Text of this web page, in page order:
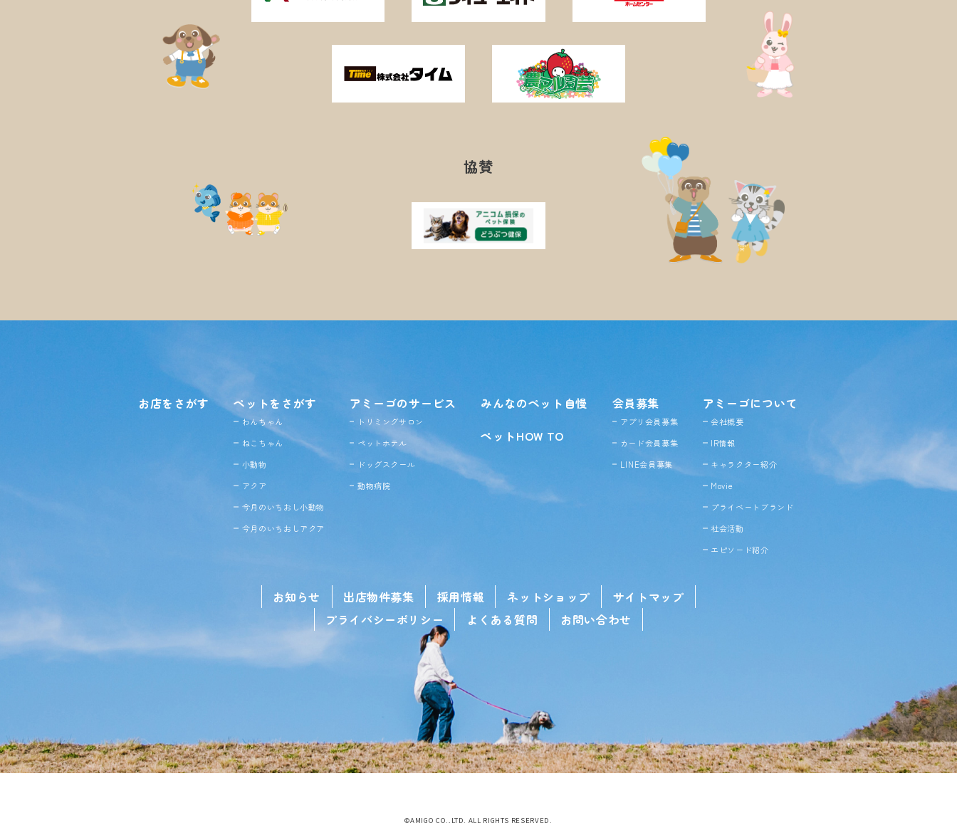
協賛
お店をさがす ペットをさがす
わんちゃん
ねこちゃん
小動物
アクア
今月のいちおし小動物
今月のいちおしアクア
アミーゴのサービス
トリミングサロン
ペットホテル
ドッグスクール
動物病院
みんなのペット自慢
ペットHOW TO
会員募集
アプリ会員募集
カード会員募集
LINE会員募集
アミーゴについて
会社概要
IR情報
キャラクター紹介
Movie
プライベートブランド
社会活動
エピソード紹介
お知らせ 出店物件募集 採用情報 ネットショップ
サイトマップ
プライバシーポリシー
よくある質問 お問い合わせ
©AMIGO CO.,LTD. ALL RIGHTS RESERVED.